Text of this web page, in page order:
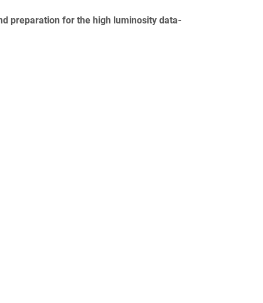
preparation for the high luminosity data-